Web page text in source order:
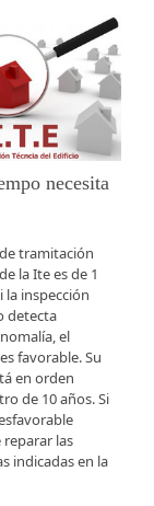
necesita
tramitación
la Ite es de 1
la inspección
detecta
el
favorable. Su
en orden
de 10 años. Si
las
indicadas en la